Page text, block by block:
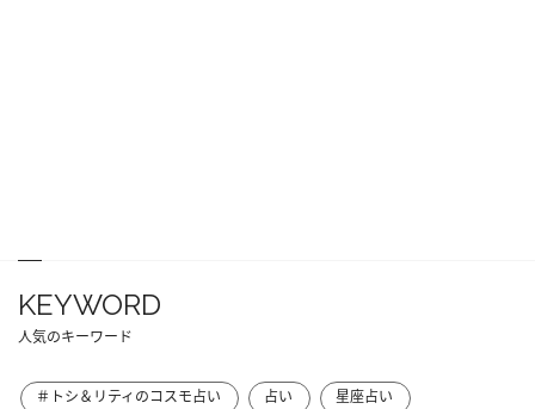
KEYWORD
人気のキーワード
＃トシ＆リティのコスモ占い 占い
星座占い